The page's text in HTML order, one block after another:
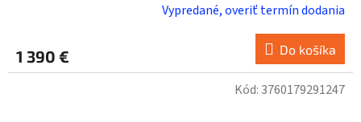
Vypredané, overiť termín dodania
1 390 € Do košíka
Kód: 3760179291247